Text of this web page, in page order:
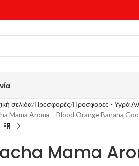
σελίδα Προσφορές Προσφορές - Υγρά
Mama Aroma – Blood Orange Banana
Mama